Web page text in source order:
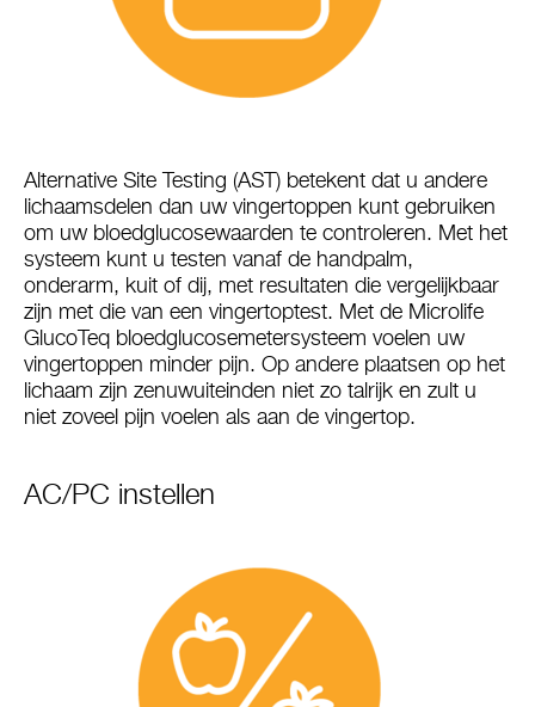
Alternative Site Testing (AST) betekent dat u andere
lichaamsdelen dan uw vingertoppen kunt gebruiken
om uw bloedglucosewaarden te controleren. Met het
systeem kunt u testen vanaf de handpalm,
onderarm, kuit of dij, met resultaten die vergelijkbaar
zijn met die van een vingertoptest. Met de Microlife
GlucoTeq bloedglucosemetersysteem voelen uw
vingertoppen minder pijn. Op andere plaatsen op het
lichaam zijn zenuwuiteinden niet zo talrijk en zult u
niet zoveel pijn voelen als aan de vingertop.
AC/PC instellen